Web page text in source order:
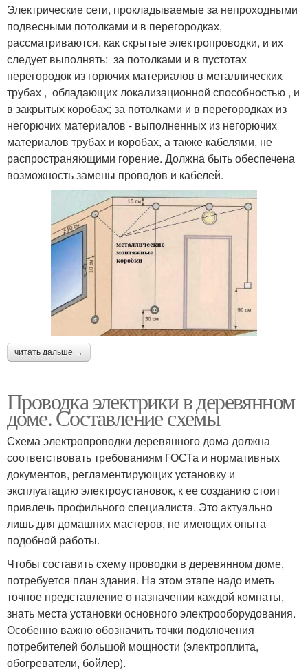
Электрические сети, прокладываемые за непроходными
подвесными потолками и в перегородках,
рассматриваются, как скрытые электропроводки, и их
следует выполнять: за потолками и в пустотах
перегородок из горючих материалов в металлических
трубах , обладающих локализационной способностью , и
в закрытых коробах; за потолками и в перегородках из
негорючих материалов - выполненных из негорючих
материалов трубах и коробах, а также кабелями, не
распространяющими горение. Должна быть обеспечена
возможность замены проводов и кабелей.
читать дальше →
Проводка электрики в деревянном
доме. Составление схемы
Схема электропроводки деревянного дома должна
соответствовать требованиям ГОСТа и нормативных
документов, регламентирующих установку и
эксплуатацию электроустановок, к ее созданию стоит
привлечь профильного специалиста. Это актуально
лишь для домашних мастеров, не имеющих опыта
подобной работы.
Чтобы составить схему проводки в деревянном доме,
потребуется план здания. На этом этапе надо иметь
точное представление о назначении каждой комнаты,
знать места установки основного электрооборудования.
Особенно важно обозначить точки подключения
потребителей большой мощности (электроплита,
обогреватели, бойлер).